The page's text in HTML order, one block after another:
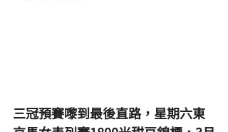
三冠預賽嚟到最後直路，星期六東